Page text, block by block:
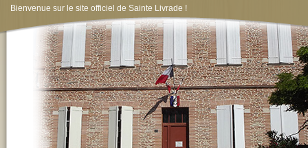
Bienvenue sur le site officiel de Sainte Livrade !